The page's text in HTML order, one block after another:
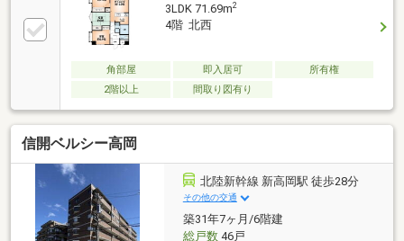
3LDK 71.69m2
4階 北西
角部屋 即入居可
所有権
2階以上
間取り図有り
信開ベルシー高岡
北陸新幹線 新高岡駅 徒歩28分
その他の交通
築31年7ヶ月/6階建
総戸数46戸